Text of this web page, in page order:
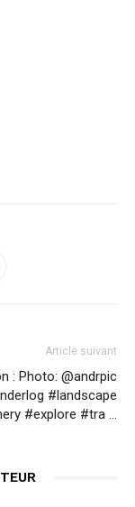
Article suivant
: Photo: @andrpic
#landscape
#explore #tra …